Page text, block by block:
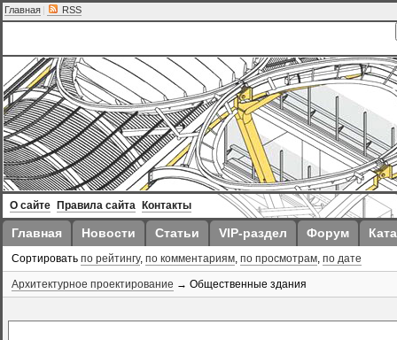
Главная | RSS
О сайте Правила сайта Контакты
Главная Новости Статьи VIP-раздел Форум
Сортировать по рейтингу, по комментариям, по просмотрам, по дате
Архитектурное проектирование → Общественные здания